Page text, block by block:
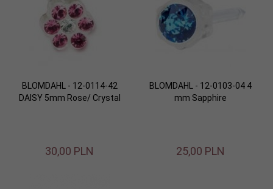
BLOMDAHL - 12-0114-42
DAISY 5mm Rose/ Crystal
30,00 PLN
BLOMDAHL - 12-0103-04 4
mm Sapphire
25,00 PLN